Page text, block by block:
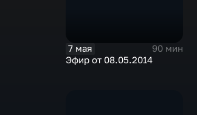
7 мая
90 мин
Эфир от 08.05.2014